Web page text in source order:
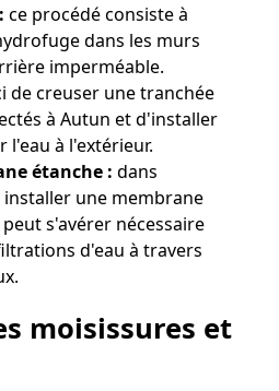
ce procédé consiste à
dans les murs
imperméable.
de creuser une tranchée
à Autun et d'installer
à l'extérieur.
étanche : dans
une membrane
s'avérer nécessaire
d'eau à travers
moisissures et